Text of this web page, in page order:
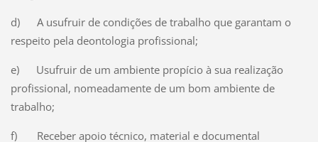
d) A usufruir de condições de trabalho que garantam o
respeito pela deontologia profissional;
e) Usufruir de um ambiente propício à sua realização
profissional, nomeadamente de um bom ambiente de
trabalho;
f) Receber apoio técnico, material e documental